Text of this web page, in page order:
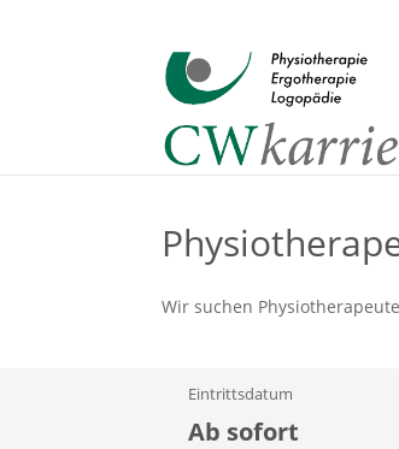
Wir suchen
Eintrittsdatum
Ab sofort